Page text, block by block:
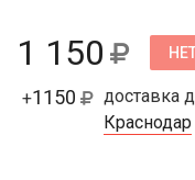
1 150
+1150
доставка
Краснодар